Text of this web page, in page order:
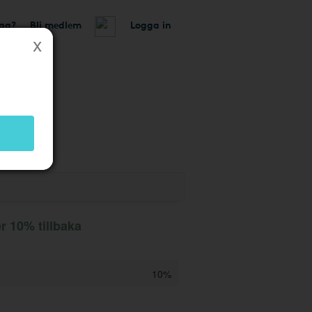
Bli medlem Logga in
10% tillbaka
10%